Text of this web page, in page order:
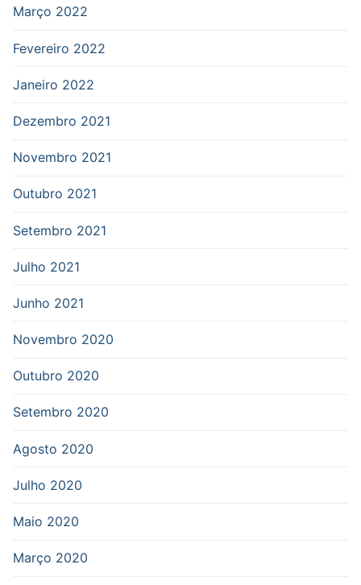
Março 2022
Fevereiro 2022
Janeiro 2022
Dezembro 2021
Novembro 2021
Outubro 2021
Setembro 2021
Julho 2021
Junho 2021
Novembro 2020
Outubro 2020
Setembro 2020
Agosto 2020
Julho 2020
Maio 2020
Março 2020